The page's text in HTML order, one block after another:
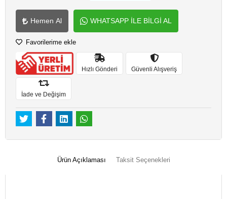
Hemen Al WHATSAPP İLE BİLGİ AL
Favorilerime ekle
Hızlı Gönderi Güvenli Alışveriş
İade ve Değişim
Ürün Açıklaması Taksit Seçenekleri